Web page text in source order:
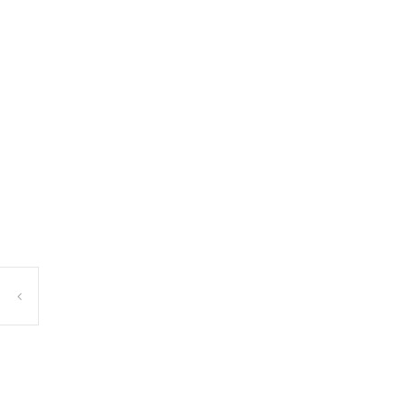
本日から２日間、ココナッツアイスまたは糖質控えめチーズ